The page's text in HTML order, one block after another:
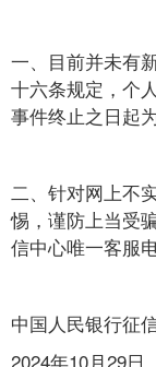
一、目前并未有
十六条规定，个
事件终止之日起
二、针对网上不
惕，谨防上当受
信中心唯一客服
中国人民银行征
2024年10月29日